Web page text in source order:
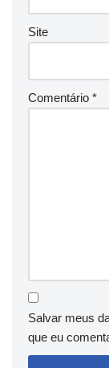
Site
Comentário *
Salvar meus
que eu